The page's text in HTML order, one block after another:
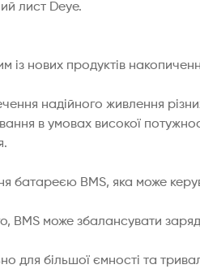
лист Deye.
із нових продуктів
надійного живлення
в умовах високої
батареєю BMS, яка може
BMS може збалансувати
для більшої ємності та